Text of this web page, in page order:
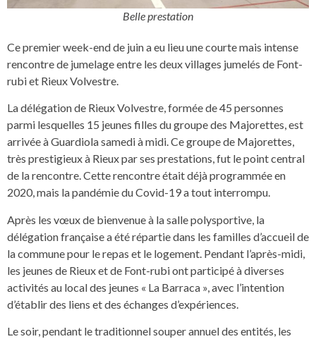
Belle prestation
Ce premier week-end de juin a eu lieu une courte mais intense
rencontre de jumelage entre les deux villages jumelés de Font-
rubi et Rieux Volvestre.
La délégation de Rieux Volvestre, formée de 45 personnes
parmi lesquelles 15 jeunes filles du groupe des Majorettes, est
arrivée à Guardiola samedi à midi. Ce groupe de Majorettes,
très prestigieux à Rieux par ses prestations, fut le point central
de la rencontre. Cette rencontre était déjà programmée en
2020, mais la pandémie du Covid-19 a tout interrompu.
Après les vœux de bienvenue à la salle polysportive, la
délégation française a été répartie dans les familles d’accueil de
la commune pour le repas et le logement. Pendant l’après-midi,
les jeunes de Rieux et de Font-rubi ont participé à diverses
activités au local des jeunes « La Barraca », avec l’intention
d’établir des liens et des échanges d’expériences.
Le soir, pendant le traditionnel souper annuel des entités, les